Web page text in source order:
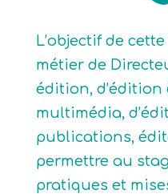
L’objectif de
métier de
édition,
multimédia,
publications,
permettre au
pratiques et